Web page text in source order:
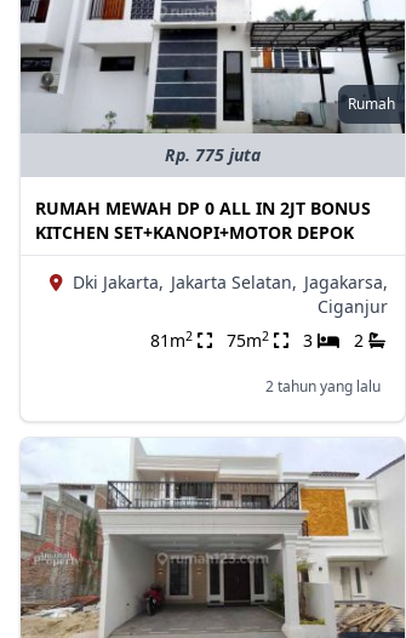
Rumah
Rp. 775 juta
RUMAH MEWAH DP 0 ALL IN 2JT BONUS
KITCHEN SET+KANOPI+MOTOR DEPOK
Dki Jakarta, Jakarta Selatan, Jagakarsa,
Ciganjur
81m2 75m2 3 2
2 tahun yang lalu